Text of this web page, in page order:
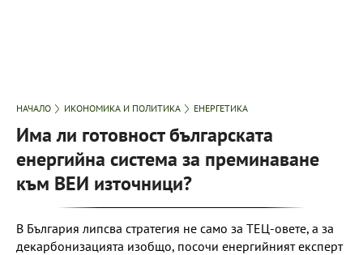
НАЧАЛО ИКОНОМИКА И ПОЛИТИКА ЕНЕРГЕТИКА
Има ли готовност българската
енергийна система за преминаване
към ВЕИ източници?
В България липсва стратегия не само за ТЕЦ-овете, а за
декарбонизацията изобщо, посочи енергийният експерт